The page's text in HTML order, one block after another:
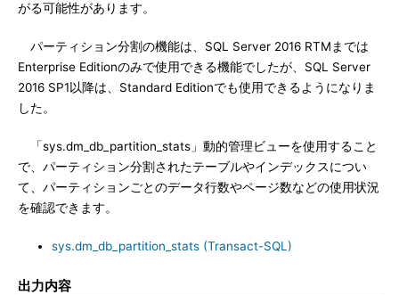
がる可能性があります。
パーティション分割の機能は、SQL Server 2016 RTMまでは
Enterprise Editionのみで使用できる機能でしたが、SQL Server
2016 SP1以降は、Standard Editionでも使用できるようになりま
した。
「sys.dm_db_partition_stats」動的管理ビューを使用すること
で、パーティション分割されたテーブルやインデックスについ
て、パーティションごとのデータ行数やページ数などの使用状況
を確認できます。
sys.dm_db_partition_stats (Transact-SQL)
出力内容